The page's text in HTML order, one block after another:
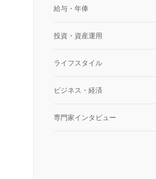
給与・年俸
投資・資産運用
ライフスタイル
ビジネス・経済
専門家インタビュー